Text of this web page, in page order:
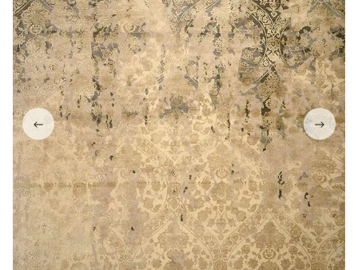
← →